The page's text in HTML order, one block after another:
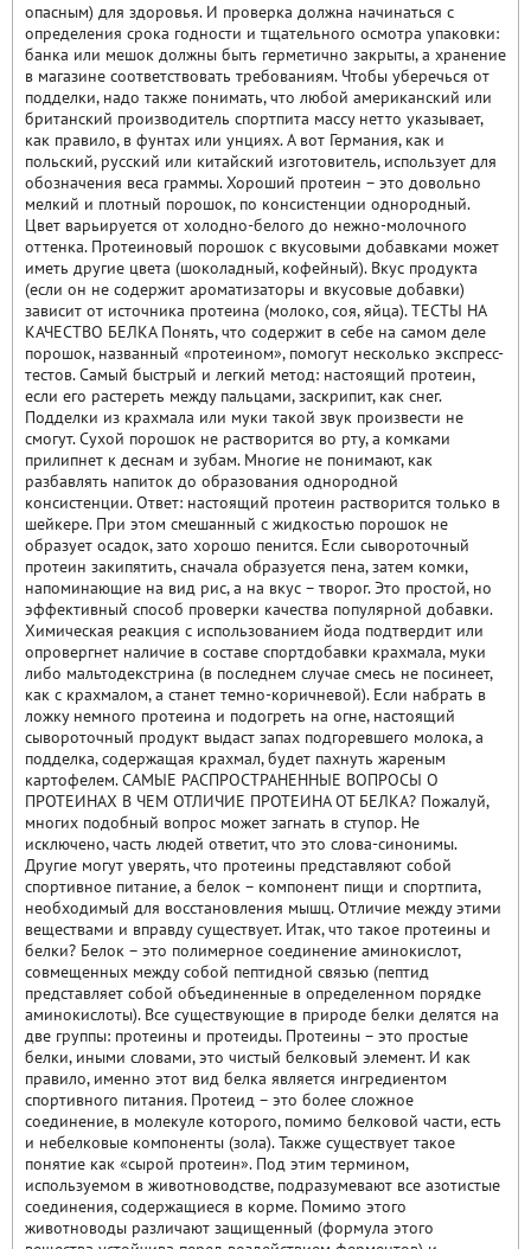
опасным) для здоровья. И проверка должна начинаться с
определения срока годности и тщательного осмотра упаковки:
банка или мешок должны быть герметично закрыты, а хранение
в магазине соответствовать требованиям. Чтобы уберечься от
подделки, надо также понимать, что любой американский или
британский производитель спортпита массу нетто указывает,
как правило, в фунтах или унциях. А вот Германия, как и
польский, русский или китайский изготовитель, использует для
обозначения веса граммы. Хороший протеин – это довольно
мелкий и плотный порошок, по консистенции однородный.
Цвет варьируется от холодно-белого до нежно-молочного
оттенка. Протеиновый порошок с вкусовыми добавками может
иметь другие цвета (шоколадный, кофейный). Вкус продукта
(если он не содержит ароматизаторы и вкусовые добавки)
зависит от источника протеина (молоко, соя, яйца). ТЕСТЫ НА
КАЧЕСТВО БЕЛКА Понять, что содержит в себе на самом деле
порошок, названный «протеином», помогут несколько экспресс-
тестов. Самый быстрый и легкий метод: настоящий протеин,
если его растереть между пальцами, заскрипит, как снег.
Подделки из крахмала или муки такой звук произвести не
смогут. Сухой порошок не растворится во рту, а комками
прилипнет к деснам и зубам. Многие не понимают, как
разбавлять напиток до образования однородной
консистенции. Ответ: настоящий протеин растворится только в
шейкере. При этом смешанный с жидкостью порошок не
образует осадок, зато хорошо пенится. Если сывороточный
протеин закипятить, сначала образуется пена, затем комки,
напоминающие на вид рис, а на вкус – творог. Это простой, но
эффективный способ проверки качества популярной добавки.
Химическая реакция с использованием йода подтвердит или
опровергнет наличие в составе спортдобавки крахмала, муки
либо мальтодекстрина (в последнем случае смесь не посинеет,
как с крахмалом, а станет темно-коричневой). Если набрать в
ложку немного протеина и подогреть на огне, настоящий
сывороточный продукт выдаст запах подгоревшего молока, а
подделка, содержащая крахмал, будет пахнуть жареным
картофелем. САМЫЕ РАСПРОСТРАНЕННЫЕ ВОПРОСЫ О
ПРОТЕИНАХ В ЧЕМ ОТЛИЧИЕ ПРОТЕИНА ОТ БЕЛКА? Пожалуй,
многих подобный вопрос может загнать в ступор. Не
исключено, часть людей ответит, что это слова-синонимы.
Другие могут уверять, что протеины представляют собой
спортивное питание, а белок – компонент пищи и спортпита,
необходимый для восстановления мышц. Отличие между этими
веществами и вправду существует. Итак, что такое протеины и
белки? Белок – это полимерное соединение аминокислот,
совмещенных между собой пептидной связью (пептид
представляет собой объединенные в определенном порядке
аминокислоты). Все существующие в природе белки делятся на
две группы: протеины и протеиды. Протеины – это простые
белки, иными словами, это чистый белковый элемент. И как
правило, именно этот вид белка является ингредиентом
спортивного питания. Протеид – это более сложное
соединение, в молекуле которого, помимо белковой части, есть
и небелковые компоненты (зола). Также существует такое
понятие как «сырой протеин». Под этим термином,
используемом в животноводстве, подразумевают все азотистые
соединения, содержащиеся в корме. Помимо этого
животноводы различают защищенный (формула этого